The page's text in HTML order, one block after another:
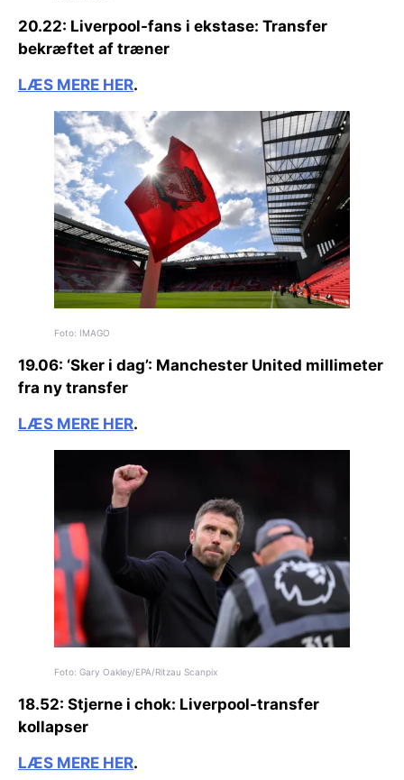
20.22: Liverpool-fans i ekstase: Transfer
bekræftet af træner
LÆS MERE HER.
Foto: IMAGO
19.06: ‘Sker i dag’: Manchester United millimeter
fra ny transfer
LÆS MERE HER.
Foto: Gary Oakley/EPA/Ritzau Scanpix
18.52: Stjerne i chok: Liverpool-transfer
kollapser
LÆS MERE HER.